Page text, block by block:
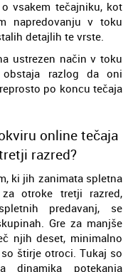
vsakem tečajniku, kot
napredovanju v toku
detajlih te vrste.
ustrezen način v toku
razlog da oni
po koncu tečaja
online tečaja
razred?
ki jih zanimata spletna
otroke tretji razred,
predavanj, se
Gre za manjše
njih deset, minimalno
štirje otroci. Tukaj so
dinamika potekanja